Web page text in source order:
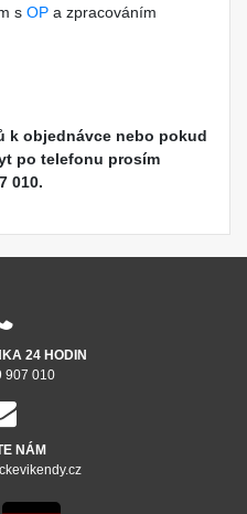
s OP a zpracováním
k objednávce nebo pokud
po telefonu prosím
010.
24 HODIN
907 010
NÁM